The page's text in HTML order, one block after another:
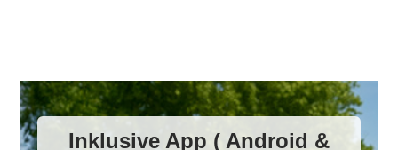
Inklusive App ( Android &